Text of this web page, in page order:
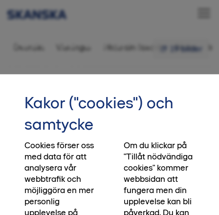
19 bilder
Bostadsrätt 3 rok,
Intresseanmälan
Översikt Visningar Hitta din favorit Bilder
Flytta in idag eller om sex månader
Att köpa ett nytt hem ska kännas tryggt och
lustfyllt – aldrig stressande. I Mandelblomman
väntar inflyttningsklara hem på dig som vill flytta
in i din egen takt, alltifrån idag till om sex
månader. Det innebär att du i lugn och ro kan
sälja din gamla bostad och förbereda din flytt.
Och skulle försäljningen gå snabbare än du
Kakor ("cookies") och
samtycke
Cookies förser oss
med data för att
analysera vår
webbtrafik och
möjliggöra en mer
personlig
upplevelse på
Om du klickar på
"Tillåt nödvändiga
cookies" kommer
webbsidan att
fungera men din
upplevelse kan bli
påverkad. Du kan